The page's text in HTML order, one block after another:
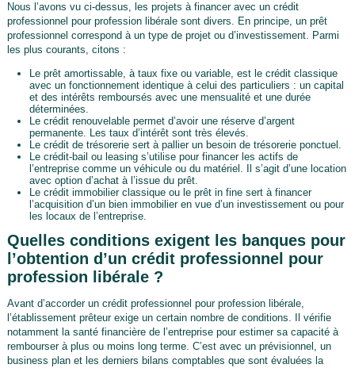
Nous l’avons vu ci-dessus, les projets à financer avec un crédit
professionnel pour profession libérale sont divers. En principe, un prêt
professionnel correspond à un type de projet ou d’investissement. Parmi
les plus courants, citons :
Le prêt amortissable, à taux fixe ou variable, est le crédit classique
avec un fonctionnement identique à celui des particuliers : un capital
et des intérêts remboursés avec une mensualité et une durée
déterminées.
Le crédit renouvelable permet d’avoir une réserve d’argent
permanente. Les taux d’intérêt sont très élevés.
Le crédit de trésorerie sert à pallier un besoin de trésorerie ponctuel.
Le crédit-bail ou leasing s’utilise pour financer les actifs de
l’entreprise comme un véhicule ou du matériel. Il s’agit d’une location
avec option d’achat à l’issue du prêt.
Le crédit immobilier classique ou le prêt in fine sert à financer
l’acquisition d’un bien immobilier en vue d’un investissement ou pour
les locaux de l’entreprise.
Quelles conditions exigent les banques pour
l’obtention d’un crédit professionnel pour
profession libérale ?
Avant d’accorder un crédit professionnel pour profession libérale,
l’établissement prêteur exige un certain nombre de conditions. Il vérifie
notamment la santé financière de l’entreprise pour estimer sa capacité à
rembourser à plus ou moins long terme. C’est avec un prévisionnel, un
business plan et les derniers bilans comptables que sont évaluées la